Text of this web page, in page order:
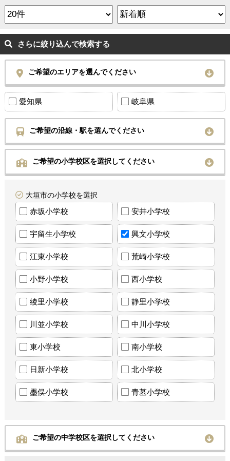
さらに絞り込んで検索する
ご希望のエリアを選んでください
愛知県 岐阜県
ご希望の沿線・駅を選んでください
ご希望の小学校区を選択してください
大垣市の小学校を選択
赤坂小学校 安井小学校
宇留生小学校 興文小学校
江東小学校 荒崎小学校
小野小学校 西小学校
綾里小学校 静里小学校
川並小学校 中川小学校
東小学校 南小学校
日新小学校 北小学校
墨俣小学校 青墓小学校
ご希望の中学校区を選択してください